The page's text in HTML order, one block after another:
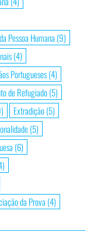
Pessoa Humana (9)
(4)
Portugueses(4)
de Refugiado(5)
Extradição(5)
(5)
(6)
da Prova (4)